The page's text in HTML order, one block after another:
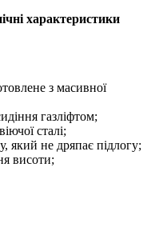
характеристики
з масивної
газліфтом;
сталі;
який не дряпає підлогу;
висоти;